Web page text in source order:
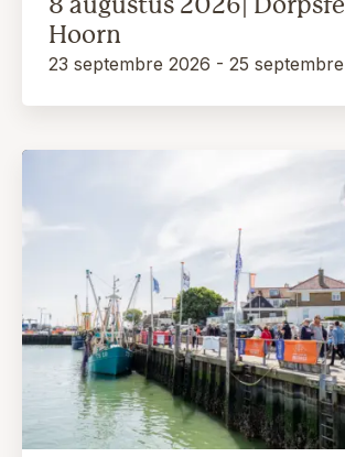
Hoorn
23 septembre 2026 - 25